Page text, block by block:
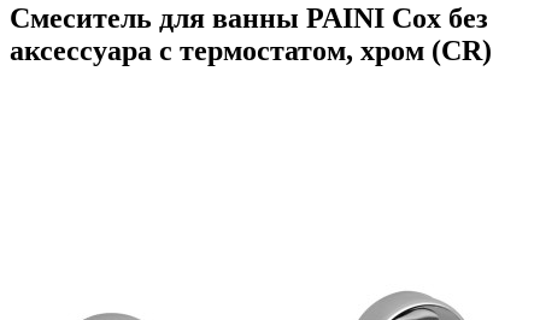
Смеситель для ванны PAINI Cox без
аксессуара с термостатом, хром (CR)